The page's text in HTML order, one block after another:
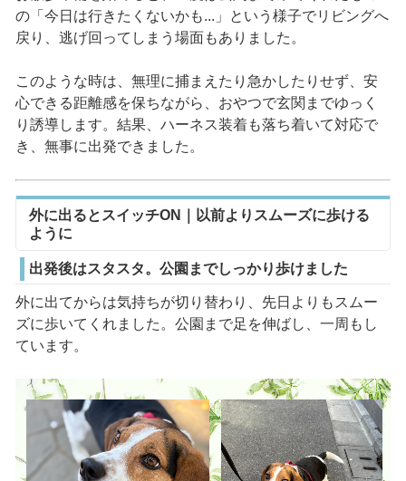
の「今日は行きたくないかも...」という様子でリビングへ
戻り、逃げ回ってしまう場面もありました。
このような時は、無理に捕まえたり急かしたりせず、安
心できる距離感を保ちながら、おやつで玄関までゆっく
り誘導します。結果、ハーネス装着も落ち着いて対応で
き、無事に出発できました。
外に出るとスイッチON｜以前よりスムーズに歩ける
ように
出発後はスタスタ。公園までしっかり歩けました
外に出てからは気持ちが切り替わり、先日よりもスムー
ズに歩いてくれました。公園まで足を伸ばし、一周もし
ています。